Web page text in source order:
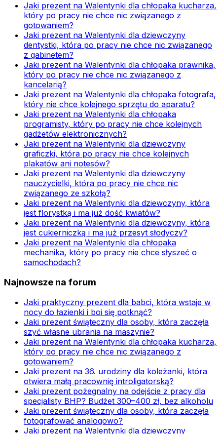
Jaki prezent na Walentynki dla chłopaka kucharza,
który po pracy nie chce nic związanego z
gotowaniem?
Jaki prezent na Walentynki dla dziewczyny
dentystki, która po pracy nie chce nic związanego
z gabinetem?
Jaki prezent na Walentynki dla chłopaka prawnika,
który po pracy nie chce nic związanego z
kancelarią?
Jaki prezent na Walentynki dla chłopaka fotografa,
który nie chce kolejnego sprzętu do aparatu?
Jaki prezent na Walentynki dla chłopaka
programisty, który po pracy nie chce kolejnych
gadżetów elektronicznych?
Jaki prezent na Walentynki dla dziewczyny
graficzki, która po pracy nie chce kolejnych
plakatów ani notesów?
Jaki prezent na Walentynki dla dziewczyny
nauczycielki, która po pracy nie chce nic
związanego ze szkołą?
Jaki prezent na Walentynki dla dziewczyny, która
jest florystką i ma już dość kwiatów?
Jaki prezent na Walentynki dla dziewczyny, która
jest cukierniczką i ma już przesyt słodyczy?
Jaki prezent na Walentynki dla chłopaka
mechanika, który po pracy nie chce słyszeć o
samochodach?
Najnowsze na forum
Jaki praktyczny prezent dla babci, która wstaje w
nocy do łazienki i boi się potknąć?
Jaki prezent świąteczny dla osoby, która zaczęła
szyć własne ubrania na maszynie?
Jaki prezent na Walentynki dla chłopaka kucharza,
który po pracy nie chce nic związanego z
gotowaniem?
Jaki prezent na 36. urodziny dla koleżanki, która
otwiera małą pracownię introligatorską?
Jaki prezent pożegnalny na odejście z pracy dla
specjalisty BHP? Budżet 300–400 zł, bez alkoholu
Jaki prezent świąteczny dla osoby, która zaczęła
fotografować analogowo?
Jaki prezent na Walentynki dla dziewczyny